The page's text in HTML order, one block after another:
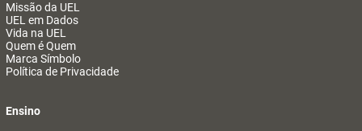
Missão da UEL
UEL em Dados
Vida na UEL
Quem é Quem
Marca Símbolo
Política de Privacidade
Ensino